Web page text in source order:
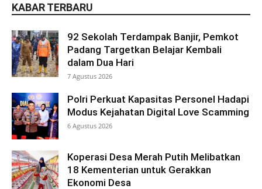
KABAR TERBARU
92 Sekolah Terdampak Banjir, Pemkot
Padang Targetkan Belajar Kembali
dalam Dua Hari
7 Agustus 2026
Polri Perkuat Kapasitas Personel Hadapi
Modus Kejahatan Digital Love Scamming
6 Agustus 2026
Koperasi Desa Merah Putih Melibatkan
18 Kementerian untuk Gerakkan
Ekonomi Desa